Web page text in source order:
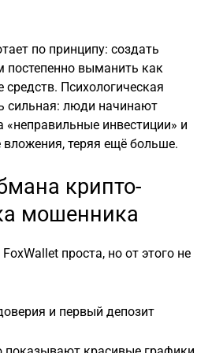
по принципу: создать
постепенно выманить как
Психологическая
сильная: люди начинают
«неправильные инвестиции» и
теряя ещё больше.
крипто-
мошенника
проста, но от этого не
и первый депозит